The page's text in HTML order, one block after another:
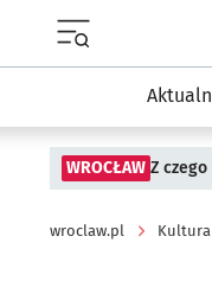
WROCŁAW Z
wroclaw.pl Kultura